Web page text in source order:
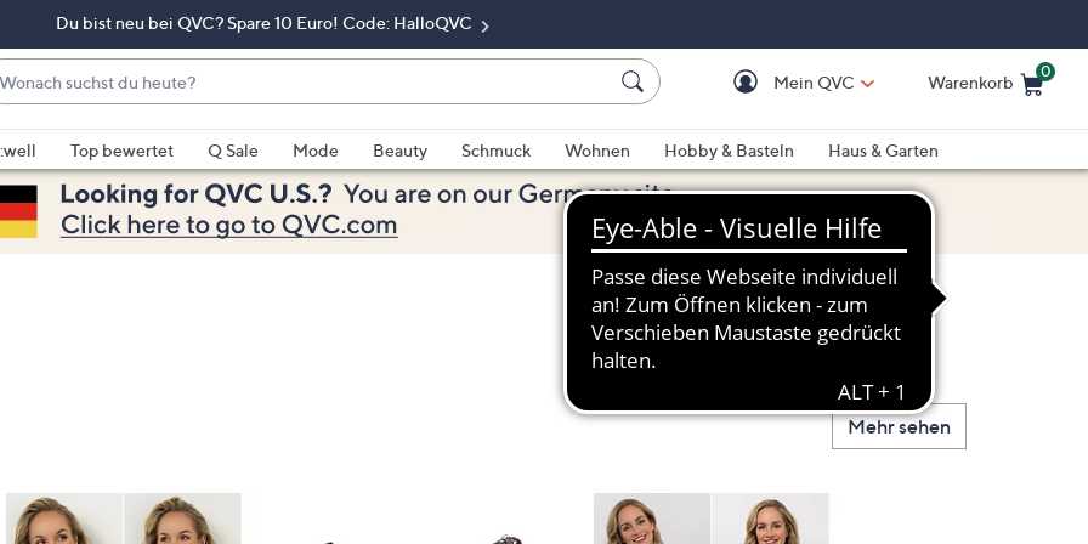
Du bist neu bei QVC? Spare 10 Euro! Code: HalloQVC
Mein QVC Warenkorb
0
Top bewertet Q Sale Mode Beauty Schmuck Wohnen Hobby & Basteln
Haus & Garten
Mehr sehen